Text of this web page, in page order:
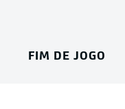
FIM DE JOGO